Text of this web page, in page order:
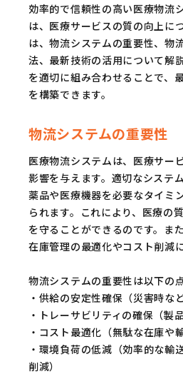
効率的で信頼性の高い医療物流
は、医療サービスの質の向上に
は、物流システムの重要性、物
法、最新技術の活用について解
を適切に組み合わせることで、
を構築できます。
物流システムの重要性
医療物流システムは、医療サー
影響を与えます。適切なシステ
薬品や医療機器を必要なタイミ
られます。これにより、医療の
を守ることができるのです。ま
在庫管理の最適化やコスト削減
物流システムの重要性は以下の
・供給の安定性確保（災害時な
・トレーサビリティの確保（製
・コスト最適化（無駄な在庫や
・環境負荷の低減（効率的な輸
削減）